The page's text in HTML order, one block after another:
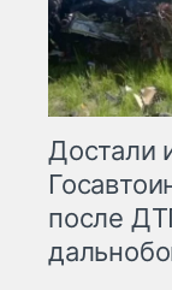
Достали
после